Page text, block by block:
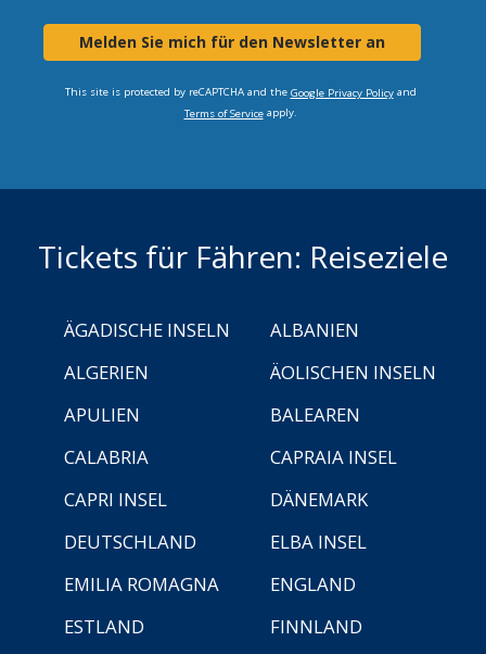
Melden Sie mich für den Newsletter an
This site is protected by reCAPTCHA and the Google Privacy Policyand
Terms of Serviceapply.
Tickets für Fähren: Reiseziele
ÄGADISCHE INSELN
ALBANIEN
ALGERIEN
ÄOLISCHEN INSELN
APULIEN
BALEAREN
CALABRIA
CAPRAIA INSEL
CAPRI INSEL
DÄNEMARK
DEUTSCHLAND
ELBA INSEL
EMILIA ROMAGNA
ENGLAND
ESTLAND
FINNLAND